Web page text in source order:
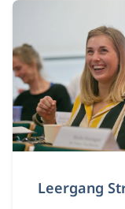
Leergang